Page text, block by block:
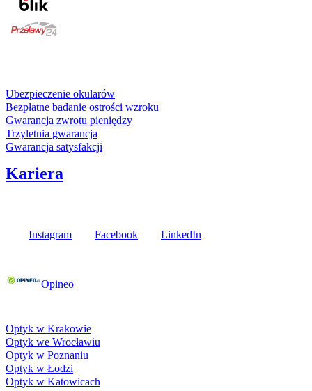
Ubezpieczenie okularów
Bezpłatne badanie ostrości wzroku
Gwarancja zwrotu pieniędzy
Trzyletnia gwarancja
Gwarancja satysfakcji
Kariera
Instagram Facebook LinkedIn
Opineo
Optyk w Krakowie
Optyk we Wrocławiu
Optyk w Poznaniu
Optyk w Łodzi
Optyk w Katowicach